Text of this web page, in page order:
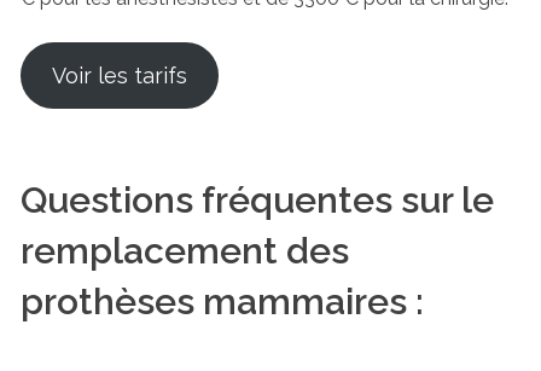
Voir les tarifs
Questions fréquentes sur le
remplacement des
prothèses mammaires :